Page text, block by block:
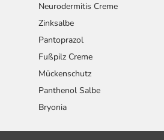
Neurodermitis Creme
Zinksalbe
Pantoprazol
Fußpilz Creme
Mückenschutz
Panthenol Salbe
Bryonia